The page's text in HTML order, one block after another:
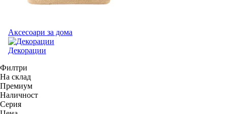
Аксесоари за дома
Декорации
Филтри
На склад
Премиум
Наличност
Серия